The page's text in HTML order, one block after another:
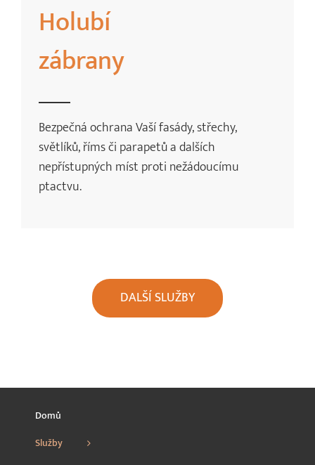
Holubí
zábrany
Bezpečná ochrana Vaší fasády, střechy,
světlíků, říms či parapetů a dalších
nepřístupných míst proti nežádoucímu
ptactvu.
DALŠÍ SLUŽBY
Domů
Služby